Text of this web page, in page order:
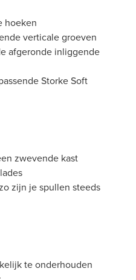
hoeken
verticale groeven
afgeronde inliggende
Storke Soft
zwevende kast
zijn je spullen steeds
te onderhouden